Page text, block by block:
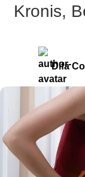
Kronis,
Difa